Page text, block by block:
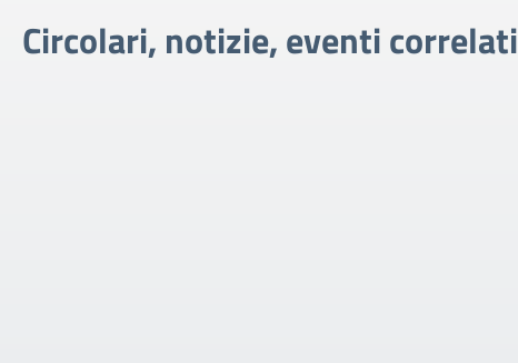
Circolari, notizie, eventi correlati